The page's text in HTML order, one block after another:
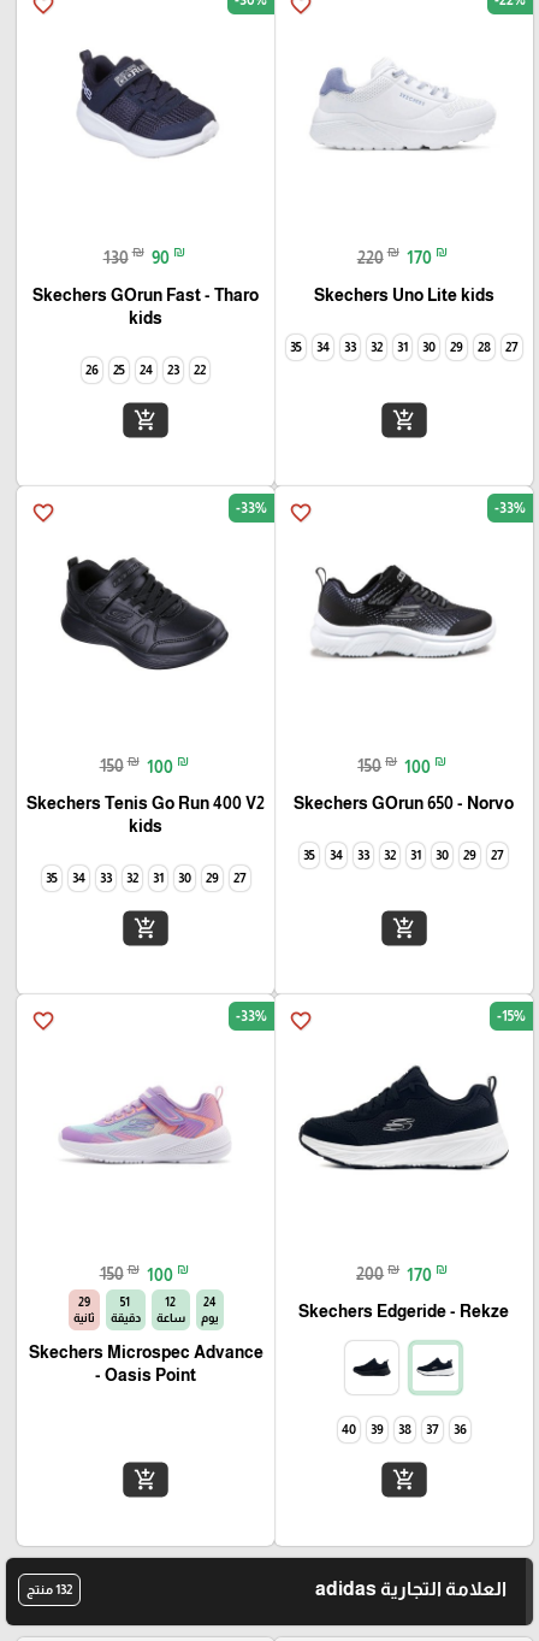
220 ₪ 170 ₪
Skechers Uno Lite kids
27
28
29
30
31
32
33
34
35
add_shopping_cart
130 ₪ 90 ₪
Skechers GOrun Fast - Tharo
kids
22
23
24
25
26
add_shopping_cart
favorite_border -33%
150 ₪ 100 ₪
Skechers GOrun 650 - Norvo
27
29
30
31
32
33
34
35
add_shopping_cart
favorite_border -33%
150 ₪ 100 ₪
Skechers Tenis Go Run 400 V2
kids
27
29
30
31
32
33
34
35
add_shopping_cart
favorite_border -15%
200 ₪ 170 ₪
Skechers Edgeride - Rekze‏
36
37
38
39
40
add_shopping_cart
favorite_border -33%
150 ₪ 100 ₪
24
يوم
12
ساعة
51
دقيقة
28
ثانية
Skechers Microspec Advance
- Oasis Point
add_shopping_cart
العلامة التجارية adidas 132 منتج